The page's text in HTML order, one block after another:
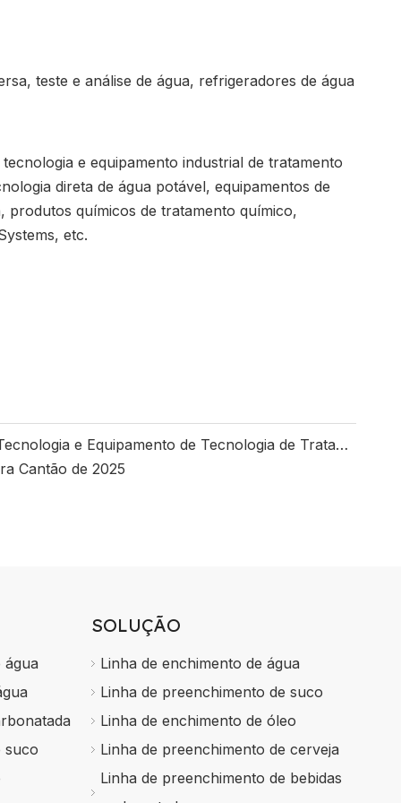
teste e análise de água, refrigeradores de água
e equipamento industrial de tratamento
direta de água potável, equipamentos de
produtos químicos de tratamento químico,
etc.
Exposição Internacional de Tecnologia e Equipamento de Tecnologia de Tratamento de Água de Wuhan
Cantão de 2025
água
suco
SOLUÇÃO
Linha de enchimento de água
Linha de preenchimento de suco
Linha de enchimento de óleo
Linha de preenchimento de cerveja
Linha de preenchimento de bebidas